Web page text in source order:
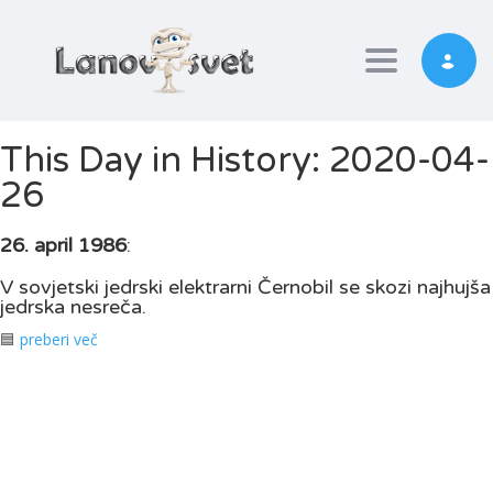
Toggle
This Day in History: 2020-04-
26
26. april 1986:
V sovjetski jedrski elektrarni Černobil se skozi najhujša
jedrska nesreča.
🟦 preberi več